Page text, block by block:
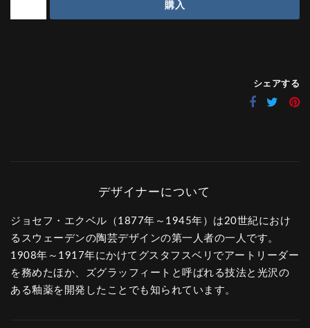
購入
シェアする
ジョセフ・エクベル（1877年～1945年）は20世紀におけ
るスウェーデンの陶芸デザインの第一人者の一人です。
1908年～1917年にかけてグスタフスベリでアートリーダー
を務めたほか、ズグラッフィートと呼ばれる技法と光沢の
ある釉薬を開発したことでも知られています。